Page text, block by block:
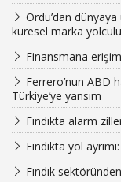
Ordu’dan
küresel marka
Finansmana
Ferrero’nun ABD
Türkiye’ye yansım
Fındıkta alarm
Fındıkta yol
Fındık